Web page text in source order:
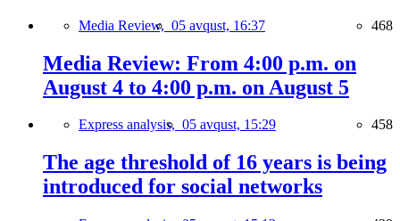
Media Review, 05 avqust, 16:37 468
Media Review: From 4:00 p.m. on
August 4 to 4:00 p.m. on August 5
Express analysis, 05 avqust, 15:29 458
The age threshold of 16 years is being
introduced for social networks